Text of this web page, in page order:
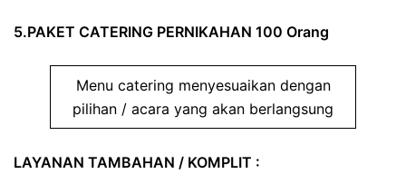
5.PAKET CATERING PERNIKAHAN 100 Orang
Menu catering menyesuaikan dengan
pilihan / acara yang akan berlangsung
LAYANAN TAMBAHAN / KOMPLIT :